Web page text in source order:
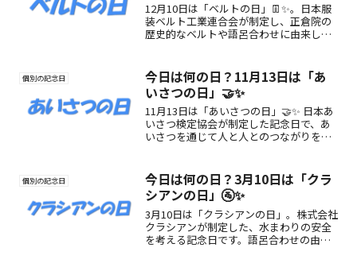
12月10日は「ベルトの日」👖✨。日本服
装ベルト工業連合会が制定し、正倉院の
歴史的なベルトや語呂合わせに由来しま
個別の記念日
今日は何の日？11月13日は「あ
いさつの日」🤝✨
11月13日は「あいさつの日」🤝✨ 日本あ
いさつ検定協会が制定した記念日で、あ
いさつを通じて人と人とのつながりを深
個別の記念日
今日は何の日？3月10日は「クラ
シアンの日」🚰✨
3月10日は「クラシアンの日」。株式会社
クラシアンが制定した、水まわりの安全
を考える記念日です。語呂合わせの由